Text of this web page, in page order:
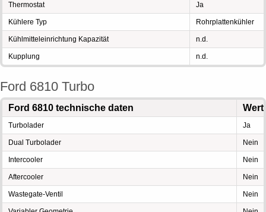
Thermostat Ja
Kühlere Typ Rohrplattenkühler
Kühlmitteleinrichtung Kapazität n.d.
Kupplung n.d.
Ford 6810 Turbo
Ford 6810 technische daten Wert
Turbolader Ja
Dual Turbolader Nein
Intercooler Nein
Aftercooler Nein
Wastegate-Ventil Nein